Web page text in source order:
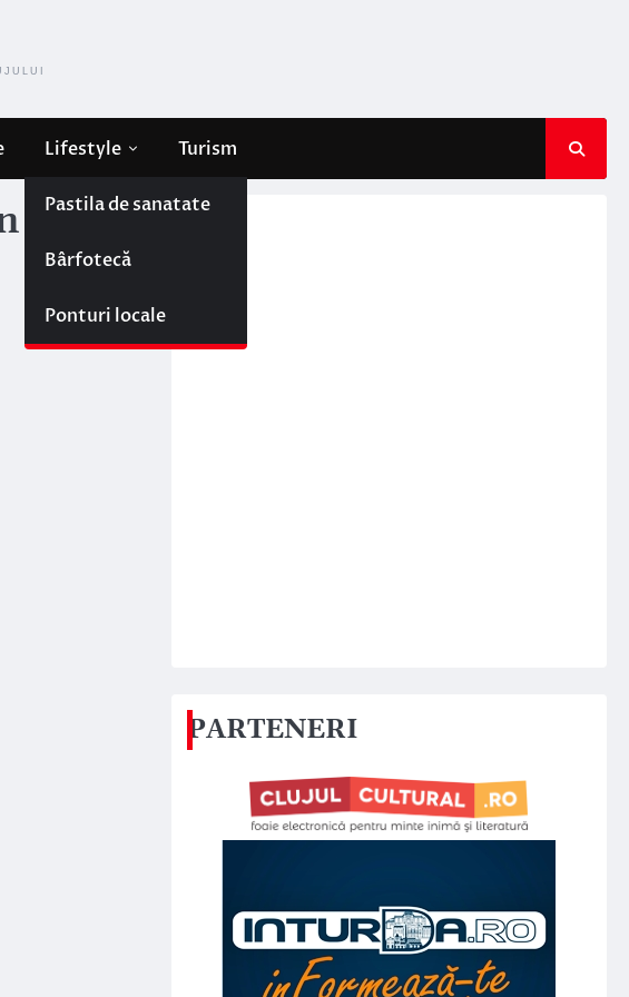
Lifestyle
Pastila de sanatate
Bârfotecă
Ponturi locale
Turism
blaga
PARTENERI